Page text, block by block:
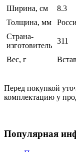
Ширина, см
8.3
Толщина, мм
Страна-
изготовитель
311
Вес, г
Перед покупкой
комплектацию у
Популярная